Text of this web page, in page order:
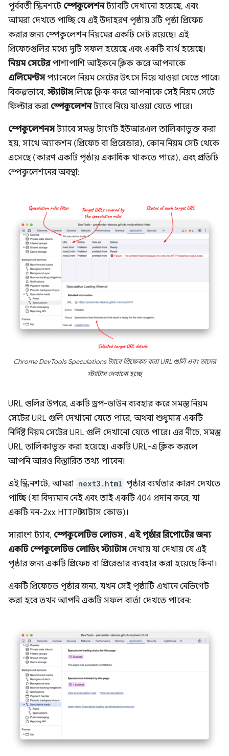
পূর্ববর্তী স্ক্রিনশটে স্পেকুলেশনট্যাবটি দেখানো হয়েছে, এবং
আমরা দেখতে পাচ্ছি যে এই উদাহরণ পৃষ্ঠায় 3টি পৃষ্ঠা প্রিফেচ
করার জন্য স্পেকুলেশন নিয়মের একটি সেট রয়েছে। এই
প্রিফেচগুলির মধ্যে দুটি সফল হয়েছে এবং একটি ব্যর্থ হয়েছে।
নিয়ম সেটেরপাশাপাশি আইকনে ক্লিক করে আপনাকে
এলিমেন্টসপ্যানেলে নিয়ম সেটের উৎসে নিয়ে যাওয়া যেতে পারে।
বিকল্পভাবে,স্ট্যাটাসলিঙ্কে ক্লিক করে আপনাকে সেই নিয়ম সেটে
ফিল্টার করা স্পেকুলেশনট্যাবে নিয়ে যাওয়া যেতে পারে।
স্পেকুলেশনসট্যাবে সমস্ত টার্গেট ইউআরএল তালিকাভুক্ত করা
হয়, সাথে অ্যাকশন (প্রিফেচ বা প্রিরেন্ডার), কোন নিয়ম সেট থেকে
এসেছে (কারণ একটি পৃষ্ঠায় একাধিক থাকতে পারে), এবং প্রতিটি
স্পেকুলেশনের অবস্থা:
Chrome DevTools Speculations ট্যাবে প্রিফেকচ করা URL গুলি এবং তাদের
স্ট্যাটাস দেখানো হচ্ছে
URL গুলির উপরে, একটি ড্রপ-ডাউন ব্যবহার করে সমস্ত নিয়ম
সেটের URL গুলি দেখানো যেতে পারে, অথবা শুধুমাত্র একটি
নির্দিষ্ট নিয়ম সেটের URL গুলি দেখানো যেতে পারে। এর নীচে, সমস্ত
URL তালিকাভুক্ত করা হয়েছে। একটি URL-এ ক্লিক করলে
আপনি আরও বিস্তারিত তথ্য পাবেন।
এই স্ক্রিনশটে, আমরা next3.html পৃষ্ঠার ব্যর্থতার কারণ দেখতে
পাচ্ছি (যা বিদ্যমান নেই এবং তাই একটি 404 প্রদান করে, যা
একটি নন-2xx HTTP স্ট্যাটাস কোড)।
সারাংশ ট্যাব, স্পেকুলেটিভ লোডস, এই পৃষ্ঠার রিপোর্টের জন্য
একটি স্পেকুলেটিভ লোডিং স্ট্যাটাসদেখায় যা দেখায় যে এই
পৃষ্ঠার জন্য একটি প্রিফেচ বা প্রিরেন্ডার ব্যবহার করা হয়েছে কিনা।
একটি প্রিফেচড পৃষ্ঠার জন্য, যখন সেই পৃষ্ঠাটি এখানে নেভিগেট
করা হবে তখন আপনি একটি সফল বার্তা দেখতে পাবেন: